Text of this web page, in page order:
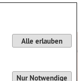
Alle erlauben
Nur Notwendige